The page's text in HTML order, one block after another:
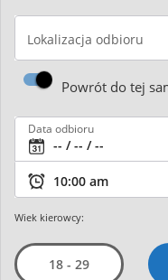
Lokalizacja odbioru
Powrót do tej
Data odbioru
Wiek kierowcy:
18 - 29